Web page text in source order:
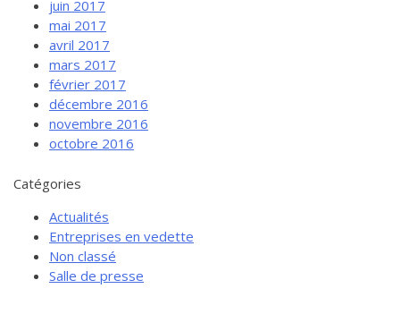
juin 2017
mai 2017
avril 2017
mars 2017
février 2017
décembre 2016
novembre 2016
octobre 2016
Catégories
Actualités
Entreprises en vedette
Non classé
Salle de presse